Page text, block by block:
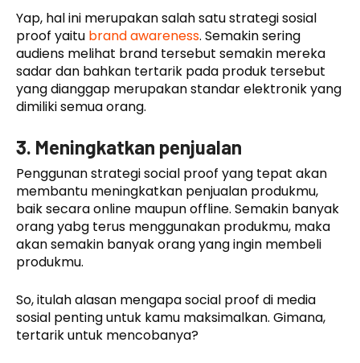
Yap, hal ini merupakan salah satu strategi sosial
proof yaitu brand awareness. Semakin sering
audiens melihat brand tersebut semakin mereka
sadar dan bahkan tertarik pada produk tersebut
yang dianggap merupakan standar elektronik yang
dimiliki semua orang.
3. Meningkatkan penjualan
Penggunan strategi social proof yang tepat akan
membantu meningkatkan penjualan produkmu,
baik secara online maupun offline. Semakin banyak
orang yabg terus menggunakan produkmu, maka
akan semakin banyak orang yang ingin membeli
produkmu.
So, itulah alasan mengapa social proof di media
sosial penting untuk kamu maksimalkan. Gimana,
tertarik untuk mencobanya?